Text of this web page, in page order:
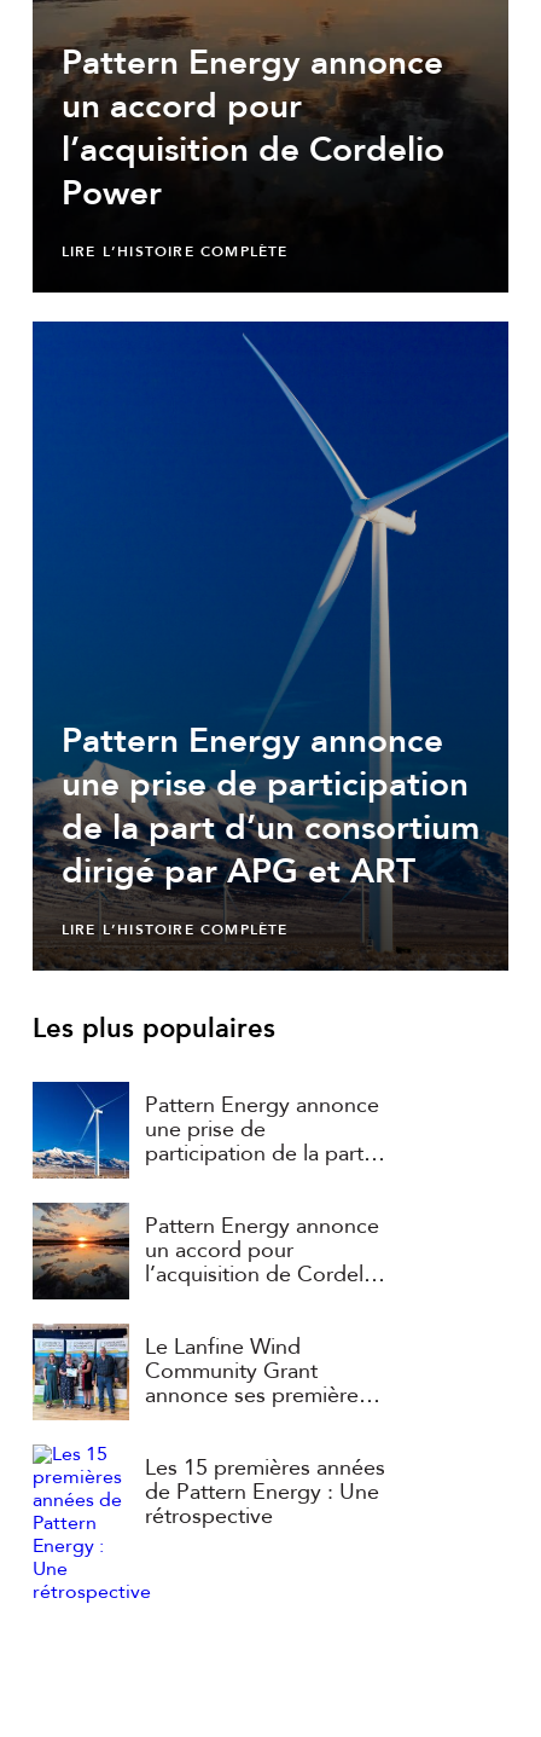
Les plus populaires
Pattern Energy annonce
une prise de
participation de la part
Pattern Energy annonce
un accord pour
l’acquisition de Cordelio
Le Lanfine Wind
Community Grant
annonce ses premières
Les 15 premières années
de Pattern Energy : Une
rétrospective
Pattern Energy annonce
un accord pour
l’acquisition de Cordelio
Power
LIRE L’HISTOIRE COMPLÈTE
Pattern Energy annonce
une prise de participation
de la part d’un consortium
dirigé par APG et ART
LIRE L’HISTOIRE COMPLÈTE